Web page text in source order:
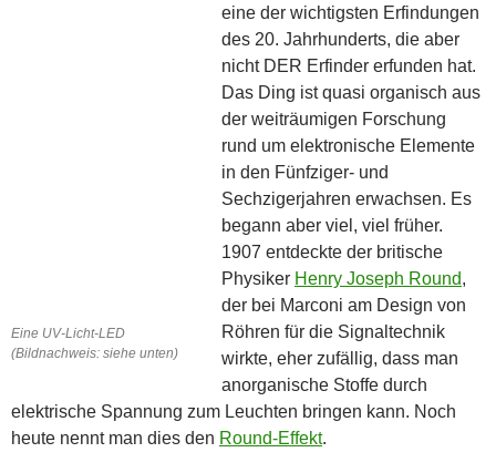
Eine UV-Licht-LED
(Bildnachweis: siehe unten)
eine der wichtigsten Erfindungen
des 20. Jahrhunderts, die aber
nicht DER Erfinder erfunden hat.
Das Ding ist quasi organisch aus
der weiträumigen Forschung
rund um elektronische Elemente
in den Fünfziger- und
Sechzigerjahren erwachsen. Es
begann aber viel, viel früher.
1907 entdeckte der britische
Physiker Henry Joseph Round,
der bei Marconi am Design von
Röhren für die Signaltechnik
wirkte, eher zufällig, dass man
anorganische Stoffe durch
elektrische Spannung zum Leuchten bringen kann. Noch
heute nennt man dies den Round-Effekt.